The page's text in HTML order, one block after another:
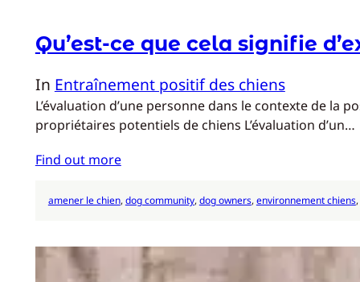
Qu’est-ce que cela signifie
In Entraînement positif des chiens
L’évaluation d’une personne dans le contexte de
propriétaires potentiels de chiens L’évaluation d’un…
Find out more
amener le chien, dog community, dog owners, environnement chiens,